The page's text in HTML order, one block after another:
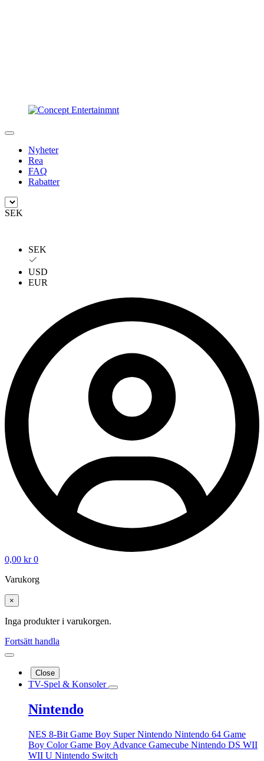
Nyheter
Rea
FAQ
Rabatter
SEK
SEK
USD
EUR
0,00 kr 0
Varukorg
×
Inga produkter i varukorgen.
Fortsätt handla
Close
TV-Spel & Konsoler
Nintendo
NES 8-Bit Game Boy Super Nintendo Nintendo 64 Game
Boy ColorGame Boy Advance Gamecube Nintendo DS WII
WII U Nintendo Switch